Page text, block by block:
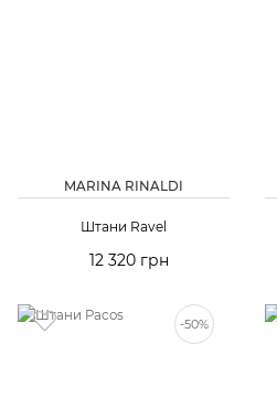
MARINA RINALDI
Штани Ravel
12 320 грн
-50%